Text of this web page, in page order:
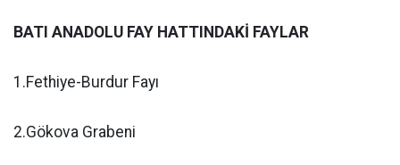
BATI ANADOLU FAY HATTINDAKİ FAYLAR
1.Fethiye-Burdur Fayı
2.Gökova Grabeni